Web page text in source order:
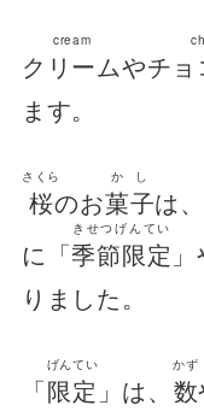
クリーム
cream
やチョ
ます。
桜
さくら
のお菓子
かし
は、
に「季節限定
きせつげんてい
りました。
「限定
げんてい
」は、 数
かず